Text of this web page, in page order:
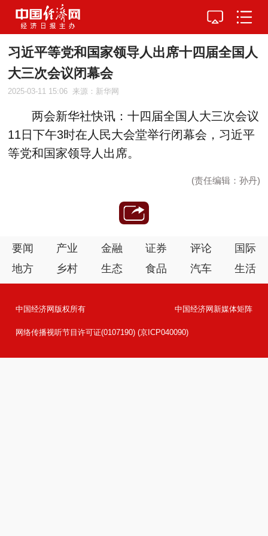
习近平等党和国家领导人出席十四届全国人
大三次会议闭幕会
2025-03-11 15:06 来源：新华网
两会新华社快讯：十四届全国人大三次会议
11日下午3时在人民大会堂举行闭幕会，习近平
等党和国家领导人出席。
(责任编辑：孙丹)
要闻 产业 金融 证券 评论
国际
地方
乡村 生态 食品 汽车 生活
中国经济网版权所有 中国经济网新媒体矩阵
网络传播视听节目许可证(0107190) (京ICP040090)